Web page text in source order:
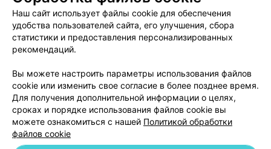
Медицинский маркетинг
Публичный договор
Пользовательское соглашение
Способы оплаты
Вакансии
Партнеры
Написать в поддержку
Персональные настройки cookie
Обработка персональных данных
Наш сайт использует файлы cookie для обеспечения
удобства пользователей сайта, его улучшения, сбора
статистики и предоставления персонализированных
рекомендаций.
Вы можете настроить параметры использования файлов
cookie или изменить свое согласие в более позднее время.
Для получения дополнительной информации о целях,
сроках и порядке использования файлов cookie вы
можете ознакомиться с нашей Политикой обработки
файлов cookie